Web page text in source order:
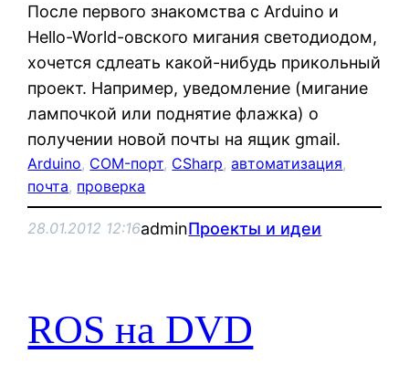
После первого знакомства с Arduino и
Hello-World-овского мигания светодиодом,
хочется сдлеать какой-нибудь прикольный
проект. Например, уведомление (мигание
лампочкой или поднятие флажка) о
получении новой почты на ящик gmail.
Arduino, COM-порт, CSharp, автоматизация
почта, проверка
28.01.2012 12:16adminПроекты и идеи
ROS на DVD